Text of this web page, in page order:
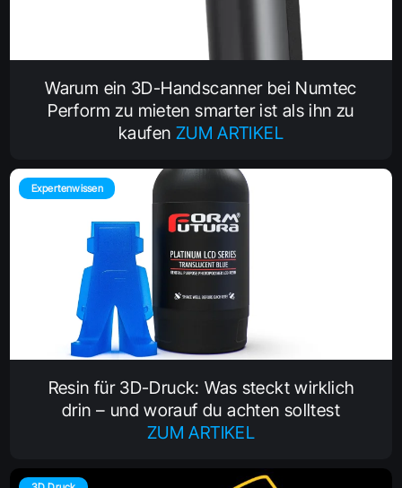
Warum ein 3D-Handscanner bei Numtec
Perform zu mieten smarter ist als ihn zu
kaufen ZUM ARTIKEL
Expertenwissen
Resin für 3D-Druck: Was steckt wirklich
drin – und worauf du achten solltest
ZUM ARTIKEL